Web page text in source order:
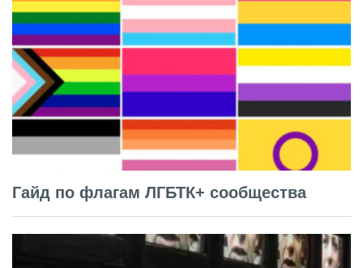
Гайд по флагам ЛГБТК+ сообщества